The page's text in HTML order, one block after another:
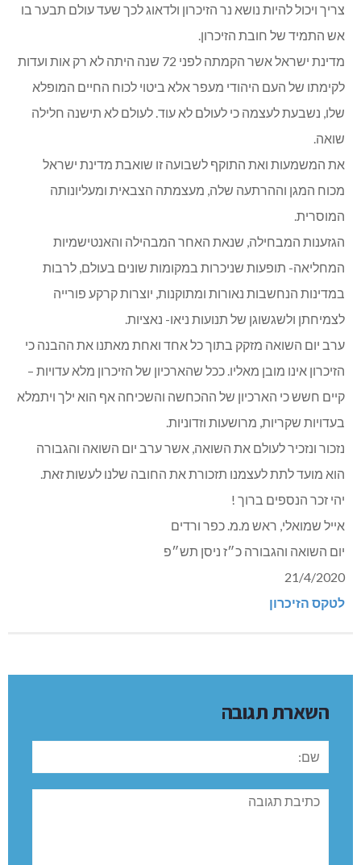
צריך ויכול להיות נושא נר הזיכרון ולדאוג לכך שעד עולם תבער בו
אש התמיד של חובת הזיכרון.
מדינת ישראל אשר הקמתה לפני 72 שנה היתה לא רק אות ועדות
לקימתו של העם היהודי מעפר אלא ביטוי לכוח החיים המופלא
שלו, נשבעת לעצמה כי לעולם לא עוד. לעולם לא תישנה חלילה
שואה.
את המשמעות ואת התוקף לשבועה זו שואבת מדינת ישראל
מכוח המגן וההרתעה שלה, מעצמתה הצבאית ומעליונותה
המוסרית.
הגזענות המבחילה, שנאת האחר המבהילה והאנטישמיות
המחליאה- תופעות שניכרות במקומות שונים בעולם, לרבות
במדינות הנחשבות נאורות ומתוקנות, יוצרות קרקע פורייה
לצמיחתן ולשגשוגן של תנועות ניאו- נאציות.
ערב יום השואה מזקק בתוך כל אחד ואחת מאתנו את ההבנה כי
הזיכרון אינו מובן מאליו. ככל שהארכיון של הזיכרון מלא עדויות –
קיים חשש כי הארכיון של ההכחשה והשכיחה אף הוא ילך ויתמלא
בעדויות שקריות, מרושעות וזדוניות.
נזכור ונזכיר לעולם את השואה, אשר ערב יום השואה והגבורה
הוא מועד לתת לעצמנו תזכורת את החובה שלנו לעשות זאת.
יהי זכר הנספים ברוך !
אייל שמואלי, ראש מ.מ. כפר ורדים
יום השואה והגבורה כ״ז ניסן תש״פ
21/4/2020
לטקס הזיכרון
השארת תגובה
שם:
תגובה